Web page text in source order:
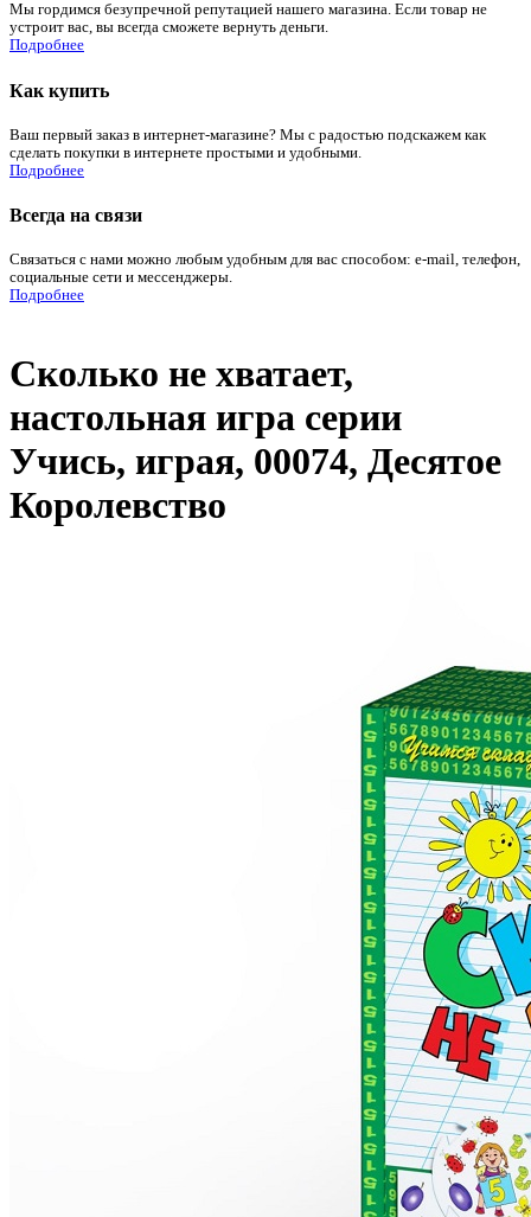
Мы гордимся безупречной репутацией нашего магазина. Если товар не
устроит вас, вы всегда сможете вернуть деньги.
Подробнее
Как купить
Ваш первый заказ в интернет-магазине? Мы с радостью подскажем как
сделать покупки в интернете простыми и удобными.
Подробнее
Всегда на связи
Связаться с нами можно любым удобным для вас способом: e-mail, телефон,
социальные сети и мессенджеры.
Подробнее
Сколько не хватает,
настольная игра серии
Учись, играя, 00074, Десятое
Королевство